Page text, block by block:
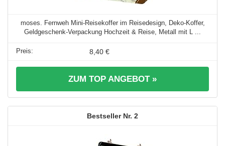
moses. Fernweh Mini-Reisekoffer im Reisedesign, Deko-Koffer,
Geldgeschenk-Verpackung Hochzeit & Reise, Metall mit L ...
8,40 €
ZUM TOP ANGEBOT »
2